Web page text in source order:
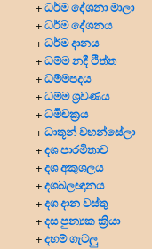
+ධර්ම දේශනා මාලා
+ධර්ම දේශනය
+ධර්ම දානය
+ධම්ම නදී ථිත්ත
+ධම්මපදය
+ධම්ම ශ්‍රවණය
+ධර්‍මචක්‍රය
+ධාතූන් වහන්සේලා
+දශ පාරමිතාව
+දශ අකුශලය
+දශබලඥානය
+දශ දාන වස්තු
+දස පුන්‍යක ක්‍රියා
+දහම් ගැටලු